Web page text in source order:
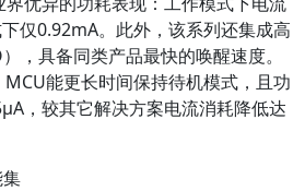
仅0.92mA。此外，该系列还集成高
，具备同类产品最快的唤醒速度。
能更长时间保持待机模式，且功
，较其它解决方案电流消耗降低达